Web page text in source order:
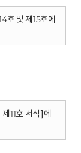
호 및 제15호에
11호 서식]에